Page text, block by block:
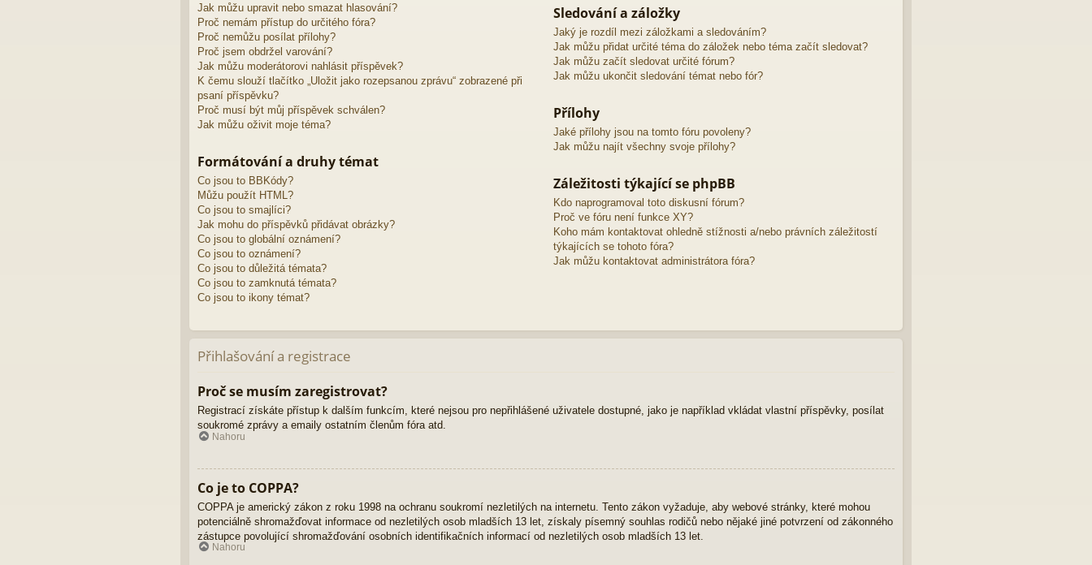
Jak můžu upravit nebo smazat hlasování?
Proč nemám přístup do určitého fóra?
Proč nemůžu posílat přílohy?
Proč jsem obdržel varování?
Jak můžu moderátorovi nahlásit příspěvek?
K čemu slouží tlačítko „Uložit jako rozepsanou zprávu“ zobrazené při
psaní příspěvku?
Proč musí být můj příspěvek schválen?
Jak můžu oživit moje téma?
Formátování a druhy témat
Co jsou to BBKódy?
Můžu použít HTML?
Co jsou to smajlíci?
Jak mohu do příspěvků přidávat obrázky?
Co jsou to globální oznámení?
Co jsou to oznámení?
Co jsou to důležitá témata?
Co jsou to zamknutá témata?
Co jsou to ikony témat?
Sledování a záložky
Jaký je rozdíl mezi záložkami a sledováním?
Jak můžu přidat určité téma do záložek nebo téma začít sledovat?
Jak můžu začít sledovat určité fórum?
Jak můžu ukončit sledování témat nebo fór?
Přílohy
Jaké přílohy jsou na tomto fóru povoleny?
Jak můžu najít všechny svoje přílohy?
Záležitosti týkající se phpBB
Kdo naprogramoval toto diskusní fórum?
Proč ve fóru není funkce XY?
Koho mám kontaktovat ohledně stížnosti a/nebo právních záležitostí
týkajících se tohoto fóra?
Jak můžu kontaktovat administrátora fóra?
Přihlašování a registrace
Proč se musím zaregistrovat?
Registrací získáte přístup k dalším funkcím, které nejsou pro nepřihlášené uživatele dostupné, jako je například vkládat vlastní příspěvky, posílat
soukromé zprávy a emaily ostatním členům fóra atd.
Nahoru
Co je to COPPA?
COPPA je americký zákon z roku 1998 na ochranu soukromí nezletilých na internetu. Tento zákon vyžaduje, aby webové stránky, které mohou
potenciálně shromažďovat informace od nezletilých osob mladších 13 let, získaly písemný souhlas rodičů nebo nějaké jiné potvrzení od zákonného
zástupce povolující shromažďování osobních identifikačních informací od nezletilých osob mladších 13 let.
Nahoru